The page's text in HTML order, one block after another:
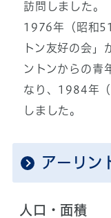
訪問しました。
1976年（昭和
トン友好の会」
ントンからの青
なり、1984年
しました。
アーリン
人口・面積